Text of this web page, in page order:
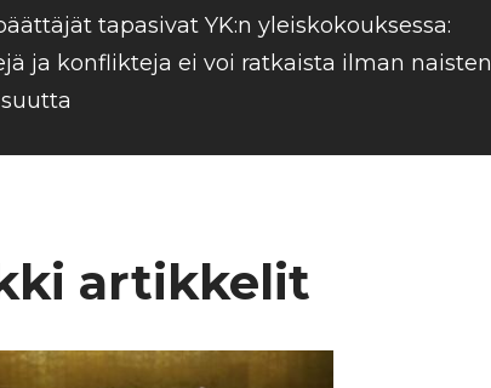
tapasivat YK:n yleiskokouksessa:
ja konflikteja ei voi ratkaista ilman naisten
artikkelit